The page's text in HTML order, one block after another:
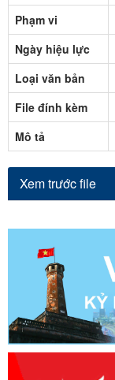
Phạm vi
Ngày hiệu lực
Loại văn bản
File đính kèm
Mô tả
Xem trước file